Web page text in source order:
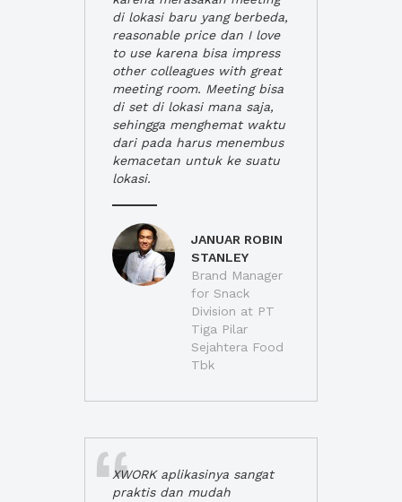
di lokasi baru yang berbeda,
reasonable price dan I love
to use karena bisa impress
other colleagues with great
meeting room. Meeting bisa
di set di lokasi mana saja,
sehingga menghemat waktu
dari pada harus menembus
kemacetan untuk ke suatu
lokasi.
JANUAR ROBIN
STANLEY
Brand Manager
for Snack
Division at PT
Tiga Pilar
Sejahtera Food
Tbk
XWORK aplikasinya sangat
praktis dan mudah